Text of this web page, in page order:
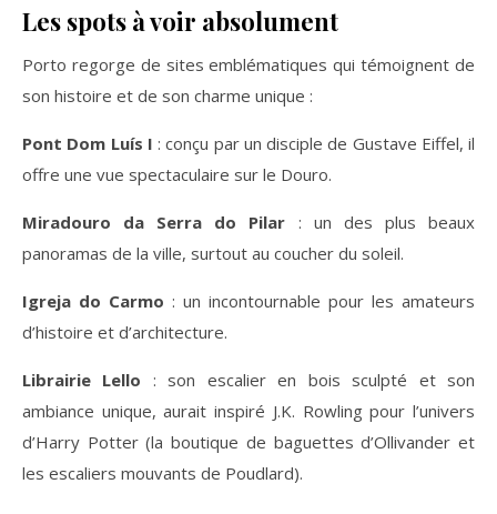
Les spots à voir absolument
Porto regorge de sites emblématiques qui témoignent de
son histoire et de son charme unique :
Pont Dom Luís I : conçu par un disciple de Gustave Eiffel, il
offre une vue spectaculaire sur le Douro.
Miradouro da Serra do Pilar : un des plus beaux
panoramas de la ville, surtout au coucher du soleil.
Igreja do Carmo : un incontournable pour les amateurs
d’histoire et d’architecture.
Librairie Lello : son escalier en bois sculpté et son
ambiance unique, aurait inspiré J.K. Rowling pour l’univers
d’Harry Potter (la boutique de baguettes d’Ollivander et
les escaliers mouvants de Poudlard).